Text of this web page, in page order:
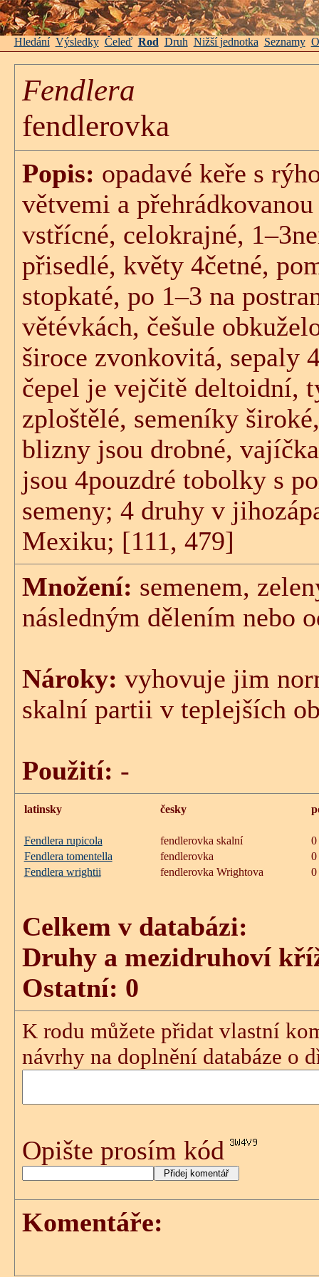
Hledání Výsledky Čeleď Rod Druh Nižší jednotka Seznamy
Fendlera
fendlerovka
Popis: opadavé keře s
větvemi a
vstřícné, celokrajné,
přisedlé, květy 4četné,
stopkaté, po 1–3 na
větévkách, češule
široce zvonkovitá, sepaly
čepel je vejčitě deltoidní,
zploštělé, semeníky
blizny jsou drobné,
jsou 4pouzdré tobolky s
semeny; 4 druhy v
Mexiku; [111, 479]
Množení: semenem,
následným dělením nebo
Nároky: vyhovuje jim
skalní partii v teplejších
Použití: -
latinsky česky
Fendlera rupicola fendlerovka skalní
0
Fendlera tomentella
fendlerovka
0
Fendlera wrightii
fendlerovka Wrightova 0
Celkem v databázi:
Druhy a mezidruhoví
Ostatní: 0
K rodu můžete přidat vlastní
návrhy na doplnění databáze o
Opište prosím kód
Komentáře: